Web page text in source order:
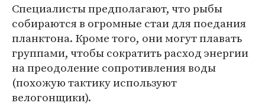
Специалисты предполагают, что рыбы
собираются в огромные стаи для поедания
планктона. Кроме того, они могут плавать
группами, чтобы сократить расход энергии
на преодоление сопротивления воды
(похожую тактику используют
велогонщики).